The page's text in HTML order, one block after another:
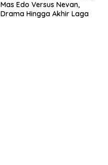
Mas Edo Versus Nevan,
Drama Hingga Akhir Laga